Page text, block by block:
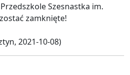
Szesnastka im.
zamknięte!
2021-10-08)